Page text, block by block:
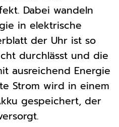
Dabei wandeln
in elektrische
der Uhr ist so
durchlässt und die
ausreichend Energie
Strom wird in einem
gespeichert, der